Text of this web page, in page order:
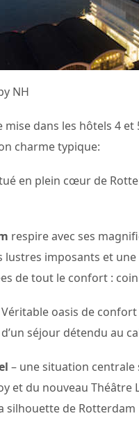
NH
mise dans les hôtels 4
charme typique:
en plein cœur de
respire avec ses
lustres imposants et
de tout le confort :
Véritable oasis de
séjour détendu au
– une situation centrale
et du nouveau Théâtre
silhouette de Rotterdam